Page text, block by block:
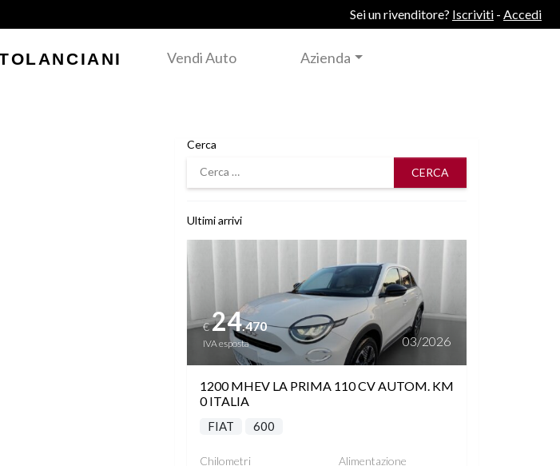
Sei un rivenditore? Iscriviti - Accedi
Vendi Auto Azienda
Cerca
Cerca
Ultimi arrivi
€24.470
IVA esposta 03/2026
1200 MHEV LA PRIMA 110 CV AUTOM. KM
0 ITALIA
FIAT 600
Chilometri
Alimentazione